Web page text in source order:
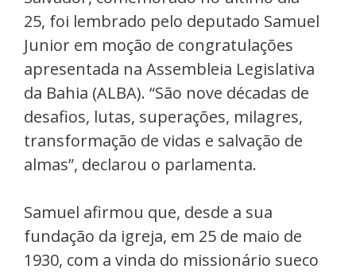
25, foi lembrado pelo deputado Samuel
Junior em moção de congratulações
apresentada na Assembleia Legislativa
da Bahia (ALBA). “São nove décadas de
desafios, lutas, superações, milagres,
transformação de vidas e salvação de
almas”, declarou o parlamenta.
Samuel afirmou que, desde a sua
fundação da igreja, em 25 de maio de
1930, com a vinda do missionário sueco